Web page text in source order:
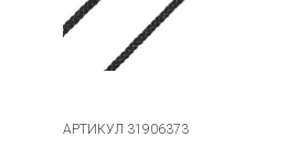
АРТИКУЛ 31906373